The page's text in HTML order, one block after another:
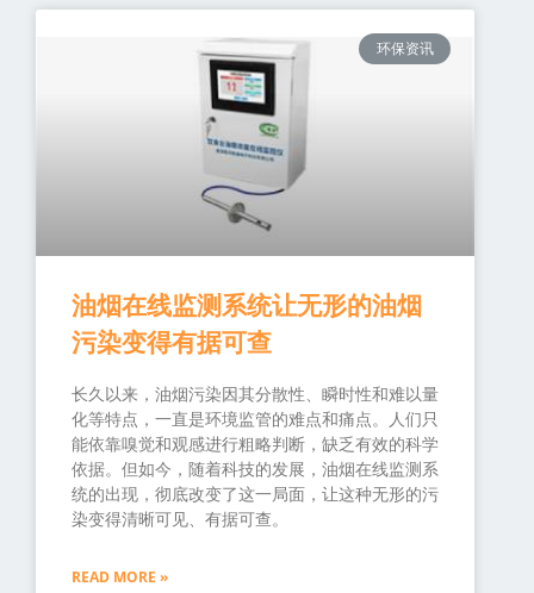
环保资讯
油烟在线监测系统让无形的油烟
污染变得有据可查
长久以来，油烟污染因其分散性、瞬时性和难以量
化等特点，一直是环境监管的难点和痛点。人们只
能依靠嗅觉和观感进行粗略判断，缺乏有效的科学
依据。但如今，随着科技的发展，油烟在线监测系
统的出现，彻底改变了这一局面，让这种无形的污
染变得清晰可见、有据可查。
READ MORE »